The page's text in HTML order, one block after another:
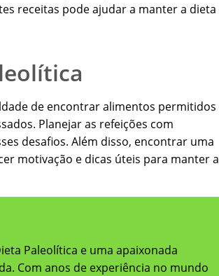
receitas pode ajudar a manter a dieta
de encontrar alimentos permitidos
Planejar as refeições com
desafios. Além disso, encontrar uma
motivação e dicas úteis para manter a
Paleolítica e uma apaixonada
Com anos de experiência no mundo